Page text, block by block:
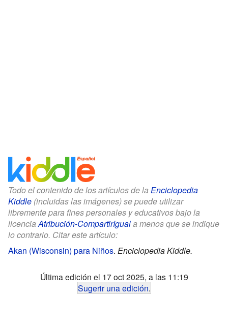
Todo el contenido de los artículos de la Enciclopedia
Kiddle (incluidas las imágenes) se puede utilizar
libremente para fines personales y educativos bajo la
licenciaAtribución-CompartirIguala menos que se indique
lo contrario. Citar este artículo:
Akan (Wisconsin) para Niños. Enciclopedia Kiddle.
Última edición el 17 oct 2025, a las 11:19
Sugerir una edición.